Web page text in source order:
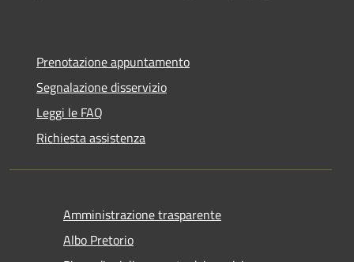
Prenotazione appuntamento
Segnalazione disservizio
Leggi le FAQ
Richiesta assistenza
Amministrazione trasparente
Albo Pretorio